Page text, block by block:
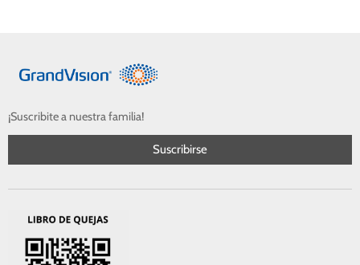
¡Suscribite a nuestra familia!
Suscribirse